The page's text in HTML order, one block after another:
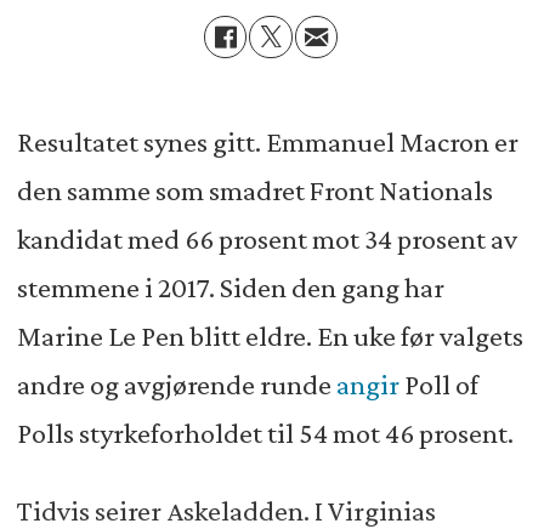
Resultatet synes gitt. Emmanuel Macron er
den samme som smadret Front Nationals
kandidat med 66 prosent mot 34 prosent av
stemmene i 2017. Siden den gang har
Marine Le Pen blitt eldre. En uke før valgets
andre og avgjørende runde angirPoll of
Polls styrkeforholdet til 54 mot 46 prosent.
Tidvis seirer Askeladden. I Virginias